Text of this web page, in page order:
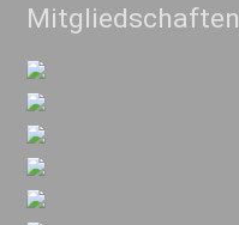
Mitgliedschaften